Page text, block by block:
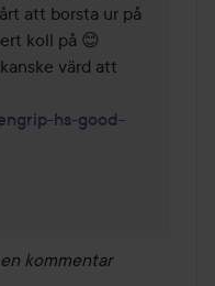
att borsta ur på
koll på 😊
värd att
hs-good-
kommentar